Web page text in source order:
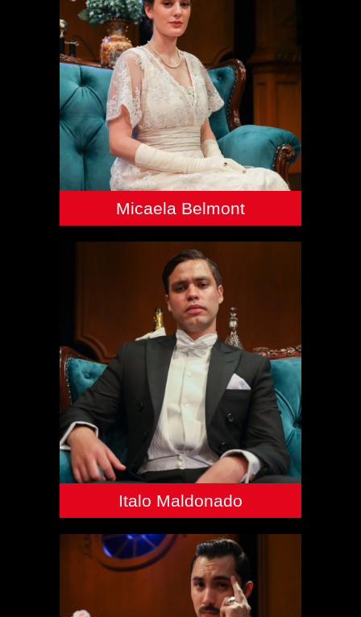
Micaela Belmont
Italo Maldonado